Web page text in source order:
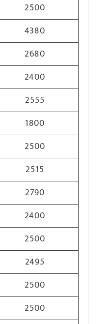
2500
4380
2680
2400
2555
1800
2500
2515
2790
2400
2500
2495
2500
2500